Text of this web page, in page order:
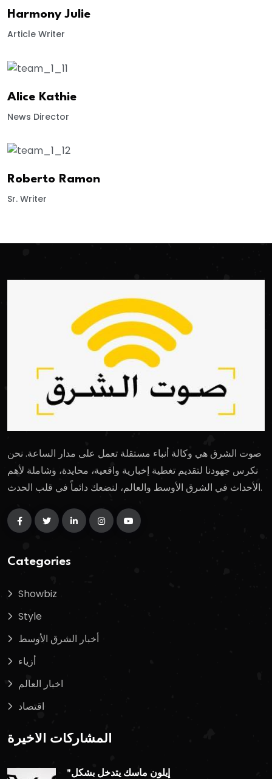
Harmony Julie
Article Writer
Alice Kathie
News Director
Roberto Ramon
Sr. Writer
صوت الشرق هي وكالة أنباء مستقلة تعمل على مدار الساعة. نحن
نكرس جهودنا لتقديم تغطية إخبارية واقعية، محايدة، وشاملة لأهم
الأحداث في الشرق الأوسط والعالم، لنضعك دائماً في قلب الحدث.
Categories
Showbiz
Style
أخبار الشرق الأوسط
أزياء
اخبار العالم
اقتصاد
المشاركات الأخيرة
"إيلون ماسك يتدخل بشكل